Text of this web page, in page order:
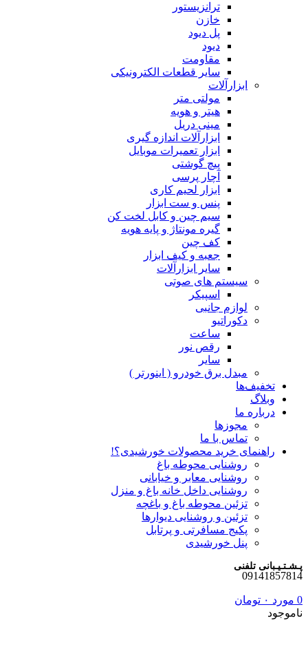
ترانزیستور
خازن
پل دیود
دیود
مقاومت
سایر قطعات الکترونیکی
ابزارآلات
مولتی متر
هیتر و هویه
مینی دریل
ابزارآلات اندازه گیری
ابزار تعمیرات موبایل
پیچ گوشتی
آچار پرسی
ابزار لحیم کاری
پنس و ست ابزار
سیم چین و کابل لخت کن
گیره مونتاژ و پایه هویه
کف چین
جعبه و کیف ابزار
سایر ابزارآلات
سیستم های صوتی
اسپیکر
لوازم جانبی
دکوراتیو
ساعت
رقص نور
سایر
مبدل برق خودرو ( اینورتر )
تخفیف‌ها
وبلاگ
درباره ما
مجوزها
تماس با ما
راهنمای خرید محصولات خورشیدی؟!
روشنایی محوطه باغ
روشنایی معابر و خیابانی
روشنایی داخل خانه باغ و منزل
تزئین محوطه باغ و باغچه
تزئین و روشنایی دیوارها
پکیج مسافرتی و پرتابل
پنل خورشیدی
پـشـتـیـبانی تلفنی
09141857814
0 مورد ۰ تومان
ناموجود